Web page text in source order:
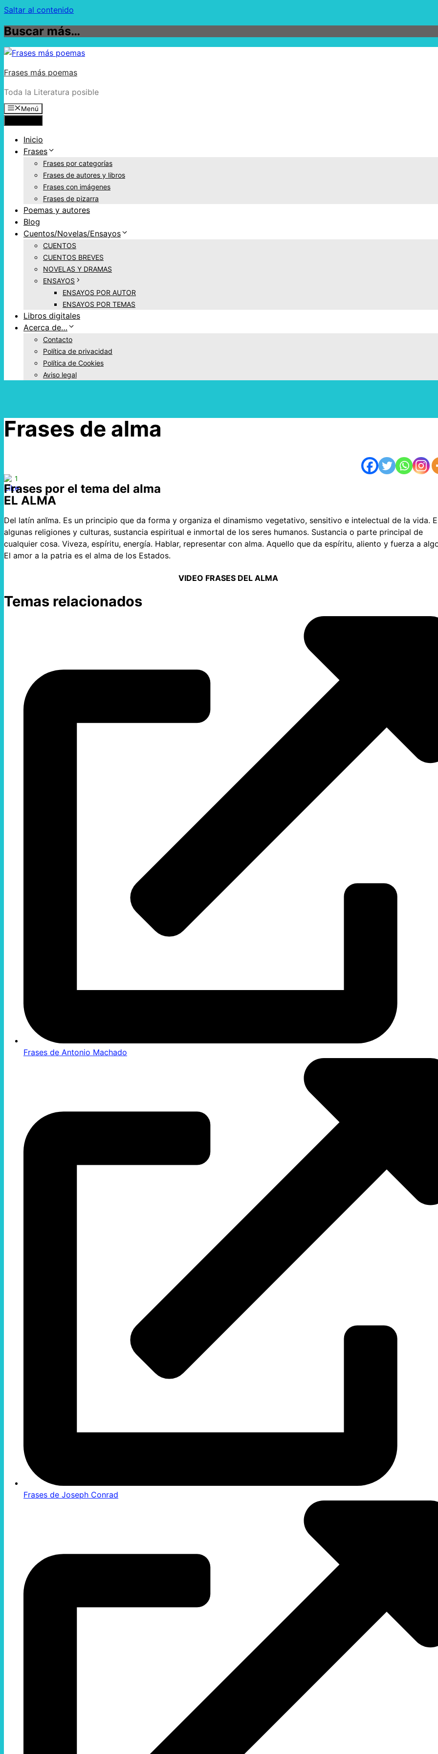
Saltar al contenido
Buscar más…
Frases más poemas
Toda la Literatura posible
Menú
Inicio
Frases
Frases por categorías
Frases de autores y libros
Frases con imágenes
Frases de pizarra
Poemas y autores
Blog
Cuentos/Novelas/Ensayos
CUENTOS
CUENTOS BREVES
NOVELAS Y DRAMAS
ENSAYOS
ENSAYOS POR AUTOR
ENSAYOS POR TEMAS
Libros digitales
Acerca de…
Contacto
Política de privacidad
Política de Cookies
Aviso legal
Frases de alma
1
Frases por el tema del alma
EL ALMA
Del latín anĭma. Es un principio que da forma y organiza el dinamismo vegetativo, sensitivo e intelectual de la vida.
algunas religiones y culturas, sustancia espiritual e inmortal de los seres humanos. Sustancia o parte principal de
cualquier cosa. Viveza, espíritu, energía. Hablar, representar con alma. Aquello que da espíritu, aliento y fuerza a
El amor a la patria es el alma de los Estados.
VIDEO FRASES DEL ALMA
Temas relacionados
Frases de Antonio Machado
Frases de Joseph Conrad